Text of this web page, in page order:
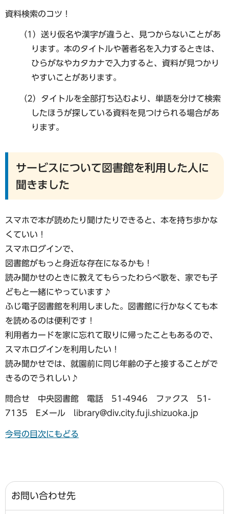
資料検索のコツ！
（1）送り仮名や漢字が違うと、見つからないことがあ
ります。本のタイトルや著者名を入力するときは、
ひらがなやカタカナで入力すると、資料が見つかり
やすいことがあります。
（2）タイトルを全部打ち込むより、単語を分けて検索
したほうが探している資料を見つけられる場合があ
ります。
サービスについて図書館を利用した人に
聞きました
スマホで本が読めたり聞けたりできると、本を持ち歩かな
くていい！
スマホログインで、
図書館がもっと身近な存在になるかも！
読み聞かせのときに教えてもらったわらべ歌を、家でも子
どもと一緒にやっています♪
ふじ電子図書館を利用しました。図書館に行かなくても本
を読めるのは便利です！
利用者カードを家に忘れて取りに帰ったこともあるので、
スマホログインを利用したい！
読み聞かせでは、就園前に同じ年齢の子と接することがで
きるのでうれしい♪
問合せ 中央図書館 電話 51-4946 ファクス 51-
7135 Eメール library@div.city.fuji.shizuoka.jp
今号の目次にもどる
お問い合わせ先